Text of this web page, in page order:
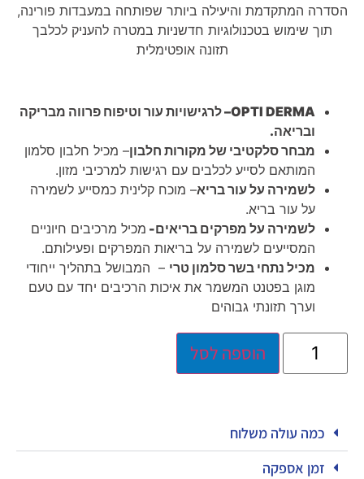
הסדרה המתקדמת והיעילה ביותר שפותחה במעבדות פורינה,
תוך שימוש בטכנולוגיות חדשניות במטרה להעניק לכלבך
תזונה אופטימלית
OPTI DERMA– לרגישויות עור וטיפוח פרווה מבריקה
ובריאה.
מבחר סלקטיבי של מקורות חלבון– מכיל חלבון סלמון
המותאם לסייע לכלבים עם רגישות למרכיבי מזון.
לשמירה על עור בריא– מוכח קלינית כמסייע לשמירה
על עור בריא.
לשמירה על מפרקים בריאים- מכיל מרכיבים חיוניים
המסייעים לשמירה על בריאות המפרקים ופעילותם.
מכיל נתחי בשר סלמון טרי – המבושל בתהליך ייחודי
מוגן בפטנט המשמר את איכות הרכיבים יחד עם טעם
וערך תזונתי גבוהים
הוספה לסל
כמה עולה משלוח
זמן אספקה